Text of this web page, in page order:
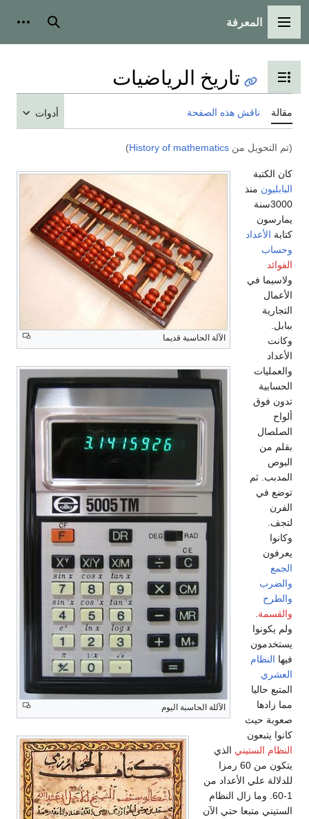
القائمة الرئيسية
المعرفة بحث
تبديل عرض جدول المحتويات
تاريخ الرياضيات
مقالة ناقش هذه الصفحة أدوات
(تم التحويل من History of mathematics
)
الآلة الحاسبة قديما
الآللة الحاسبة اليوم
كان الكتبة
البابليون منذ
3000سنة
يمارسون
كتابة الأعداد
وحساب
الفوائد
ولاسيما في
الأعمال
التجارية
ببابل.
وكانت
الأعداد
والعمليات
الحسابية
تدون فوق
ألواح
الصلصال
بقلم من
البوص
المدبب. ثم
توضع في
الفرن
لتجف.
وكانوا
يعرفون
الجمع
والضرب
والطرح
والقسمة
ولم يكونوا
يستخدمون
فيها النظام
العشري
المتبع حاليا
مما زادها
صعوبة حيث
كانوا يتبعون
النظام الستيني الذي
يتكون من 60 رمزا
للدلالة علي الأعداد من
1-60. وما زال النظام
الستيني متبعا حتي الآن